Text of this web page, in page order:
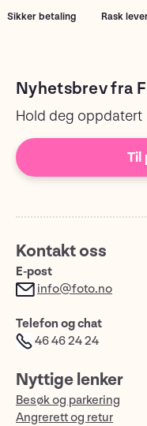
Sikker betaling Rask
Nyhetsbrev fra
Hold deg oppdatert
Til
Kontakt oss
E-post
info@foto.no
Telefon og chat
46 46 24 24
Nyttige lenker
Besøk og parkering
Angrerett og retur